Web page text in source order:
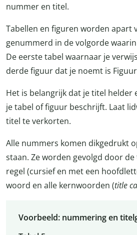
nummer en titel.
Tabellen en figuren worden apart
genummerd in de volgorde
De eerste tabel waarnaar je
derde figuur dat je noemt is
Het is belangrijk dat je titel helder
je tabel of figuur beschrijft. Laat
titel te verkorten.
Alle nummers komen dikgedrukt
staan. Ze worden gevolgd door
regel (cursief en met een
woord en alle kernwoorden (title
Voorbeeld: nummering en